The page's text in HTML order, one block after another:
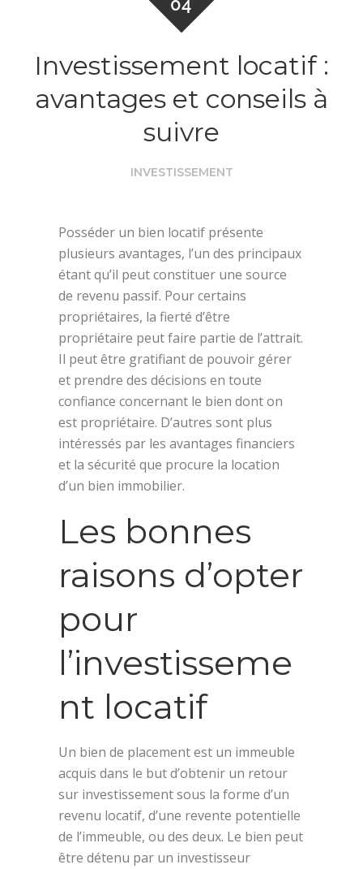
04
Investissement locatif :
avantages et conseils à
suivre
INVESTISSEMENT
Posséder un bien locatif présente
plusieurs avantages, l’un des principaux
étant qu’il peut constituer une source
de revenu passif. Pour certains
propriétaires, la fierté d’être
propriétaire peut faire partie de l’attrait.
Il peut être gratifiant de pouvoir gérer
et prendre des décisions en toute
confiance concernant le bien dont on
est propriétaire. D’autres sont plus
intéressés par les avantages financiers
et la sécurité que procure la location
d’un bien immobilier.
Les bonnes
raisons d’opter
pour
l’investisseme
nt locatif
Un bien de placement est un immeuble
acquis dans le but d’obtenir un retour
sur investissement sous la forme d’un
revenu locatif, d’une revente potentielle
de l’immeuble, ou des deux. Le bien peut
être détenu par un investisseur